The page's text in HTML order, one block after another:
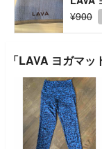
¥900
「LAVA ヨガマ